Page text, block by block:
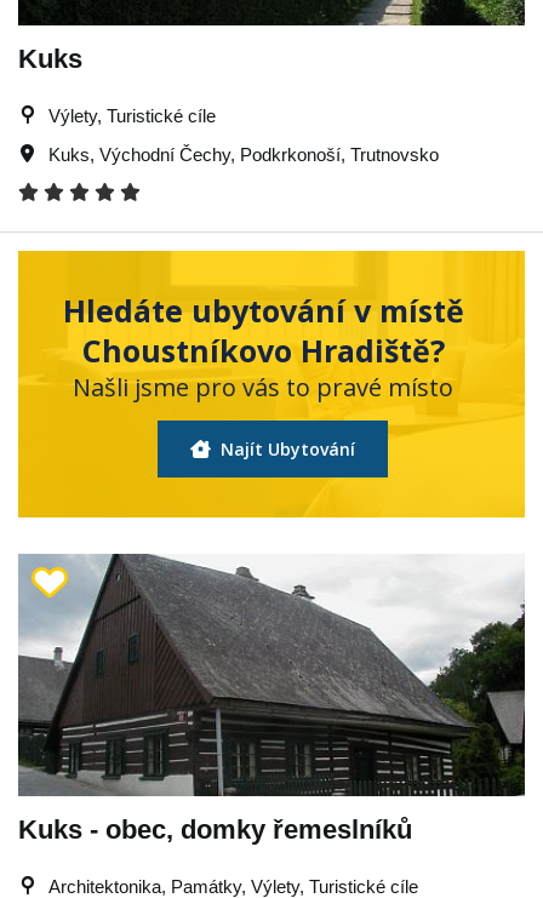
Kuks
Výlety, Turistické cíle
Kuks, Východní Čechy, Podkrkonoší, Trutnovsko
Hledáte ubytování v místě
Choustníkovo Hradiště?
Našli jsme pro vás to pravé místo
Najít Ubytování
Kuks - obec, domky řemeslníků
Architektonika, Památky, Výlety, Turistické cíle